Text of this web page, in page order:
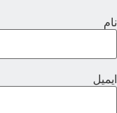
نام
ایمیل